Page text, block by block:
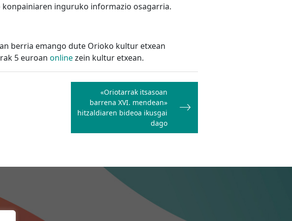
inguruko informazio osagarria.
berria emango dute Orioko kultur etxean
5 euroan onlinezein kultur etxean.
«Oriotarrak itsasoan
barrena XVI. mendean»
hitzaldiaren bideoa ikusgai
dago